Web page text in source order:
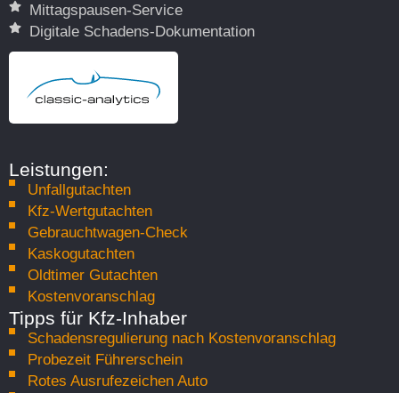
Mittagspausen-Service
Digitale Schadens-Dokumentation
Leistungen:
Unfallgutachten
Kfz-Wertgutachten
Gebrauchtwagen-Check
Kaskogutachten
Oldtimer Gutachten
Kostenvoranschlag
Tipps für Kfz-Inhaber
Schadensregulierung nach Kostenvoranschlag
Probezeit Führerschein
Rotes Ausrufezeichen Auto